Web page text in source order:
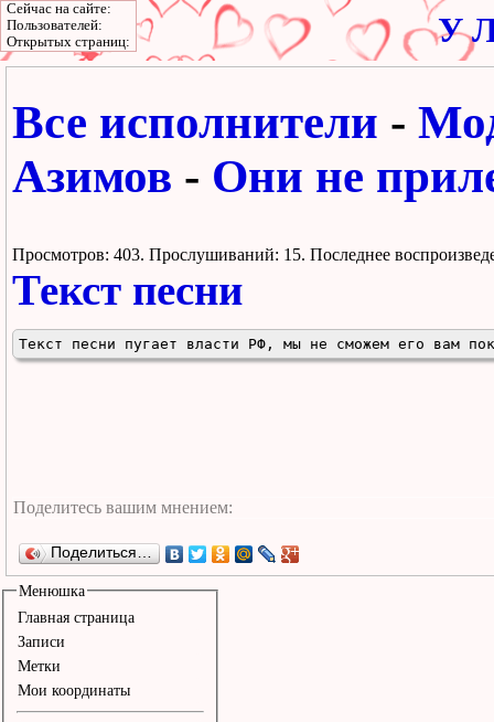
У
Все исполнители -
Азимов - Они не
Просмотров: 403. Прослушиваний: 15. Поcледнее
Текст песни
Текст песни пугает власти РФ, мы не сможем его вам
Поделиться…
Менюшка
Главная страница
Записи
Метки
Мои координаты
Сейчас на сайте:
Пользователей:
Открытых страниц: